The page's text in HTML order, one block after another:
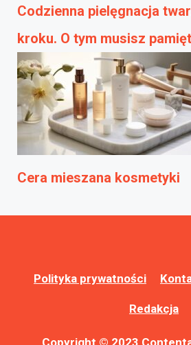
Codzienna pielęgnacja
kroku. O tym musisz
Cera mieszana kosmetyki
Polityka prywatności
Redakcja
Copyright © 2023